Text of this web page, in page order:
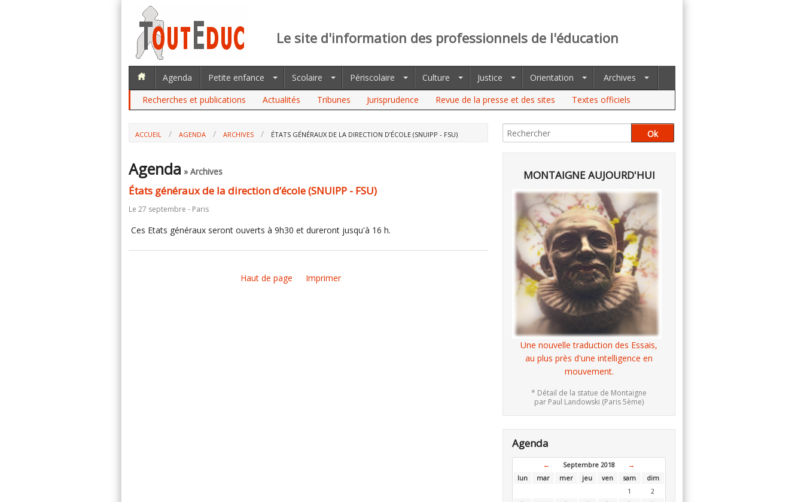
Le site d'information des professionnels de l'éducation
Agenda Petite enfance Scolaire Périscolaire Culture Justice Orientation
Archives
Recherches et publications
Actualités Tribunes Jurisprudence Revue de la presse et des sites Textes officiels
ACCUEIL AGENDA ARCHIVES ÉTATS GÉNÉRAUX DE LA DIRECTION D’ÉCOLE (SNUIPP - FSU)
Agenda » Archives
États généraux de la direction d’école (SNUIPP - FSU)
Le 27 septembre - Paris
Ces Etats généraux seront ouverts à 9h30 et dureront jusqu'à 16 h.
Haut de page Imprimer
MONTAIGNE AUJOURD'HUI
Une nouvelle traduction des Essais,
au plus près d'une intelligence en
mouvement.
* Détail de la statue de Montaigne
par Paul Landowski (Paris 5ème)
Agenda
← Septembre 2018
→
lun
mar mer jeu ven sam
dim
1
2